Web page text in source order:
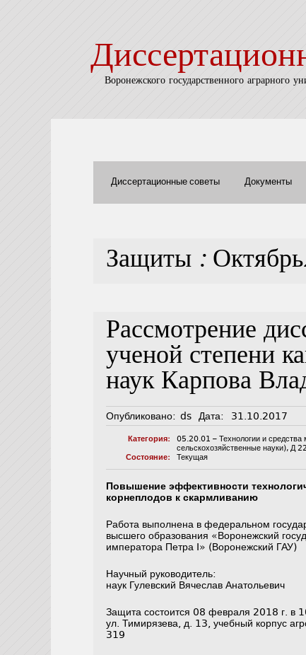
Воронежского государственного аграрного
Диссертационные советы Документы
Защиты :
Рассмотрение
ученой степени
наук Карпова
Опубликовано: ds Дата: 31.10.2017
Категория:
05.20.01 – Технологии и средства
сельскохозяйственные науки),Д
Состояние:
Текущая
Повышение эффективности
корнеплодов к скармливанию
Работа выполнена в федеральном
высшего образования «Воронежский
императора Петра I» (Воронежский ГАУ)
Научный
наук Гулевский Вячеслав Анатольевич
Защита состоится 08 февраля 2018 г. в
ул. Тимирязева, д. 13, учебный корпус
319